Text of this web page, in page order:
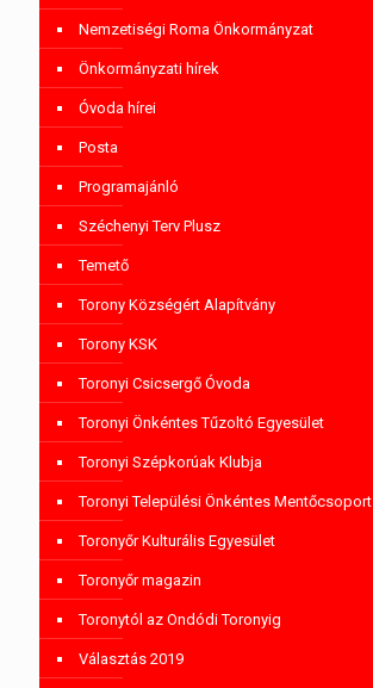
Nemzetiségi Roma Önkormányzat
Önkormányzati hírek
Óvoda hírei
Posta
Programajánló
Széchenyi Terv Plusz
Temető
Torony Községért Alapítvány
Torony KSK
Toronyi Csicsergő Óvoda
Toronyi Önkéntes Tűzoltó Egyesület
Toronyi Szépkorúak Klubja
Toronyi Települési Önkéntes Mentőcsoport
Toronyőr Kulturális Egyesület
Toronyőr magazin
Toronytól az Ondódi Toronyig
Választás 2019